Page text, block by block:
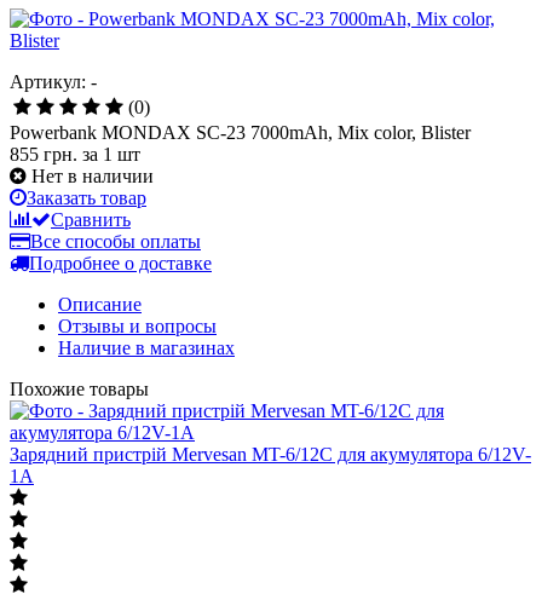
Артикул: -
(0)
Powerbank MONDAX SC-23 7000mAh, Mix color, Blister
855 грн. за 1 шт
Нет в наличии
Заказать товар
Сравнить
Все способы оплаты
Подробнее о доставке
Описание
Отзывы и вопросы
Наличие в магазинах
Похожие товары
Зарядний пристрій Mervesan MT-6/12C для акумулятора 6/12V-
1A